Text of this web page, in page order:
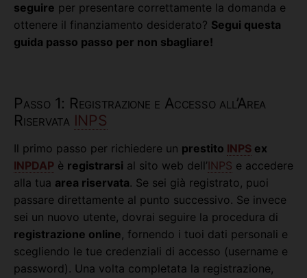
seguire per presentare correttamente la domanda e
ottenere il finanziamento desiderato? Segui questa
guida passo passo per non sbagliare!
Passo 1: Registrazione e Accesso all’Area
Riservata INPS
Il primo passo per richiedere un prestito INPS ex
INPDAP è registrarsi al sito web dell’INPS e accedere
alla tua area riservata. Se sei già registrato, puoi
passare direttamente al punto successivo. Se invece
sei un nuovo utente, dovrai seguire la procedura di
registrazione online, fornendo i tuoi dati personali e
scegliendo le tue credenziali di accesso (username e
password). Una volta completata la registrazione,